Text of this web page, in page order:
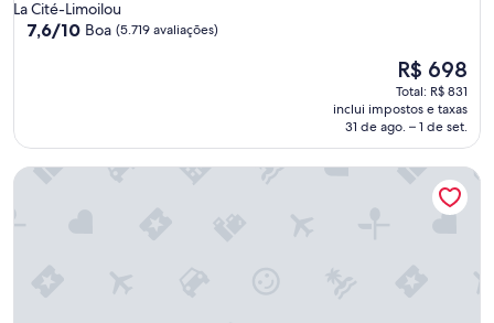
3.0
estrelas
La Cité-Limoilou
7.6
7,6/10 Boa (5.719 avaliações)
O
preço
é
de
R$ 698
R$ 698
Total: R$ 831
inclui impostos e taxas
31 de ago. – 1 de set.
Hôtel Ruby Foo's